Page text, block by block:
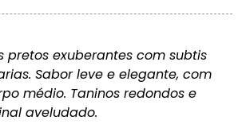
pretos exuberantes com subtis
Sabor leve e elegante, com
médio. Taninos redondos e
aveludado.